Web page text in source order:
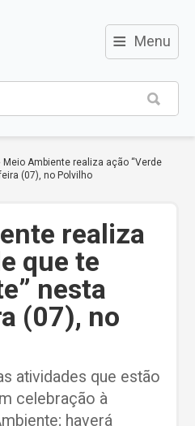
≡ Menu
Meio Ambiente realiza ação “Verde
(07), no Polvilho
realiza
que te
nesta
(07), no
atividades que estão
celebração à
haverá